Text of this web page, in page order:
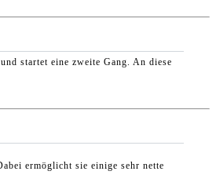
startet eine zweite Gang. An diese
ermöglicht sie einige sehr nette